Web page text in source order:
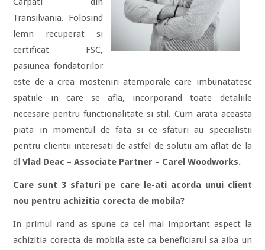
Transilvania. Folosind
lemn recuperat si
certificat FSC,
pasiunea fondatorilor
este de a crea mosteniri atemporale care imbunatatesc
spatiile in care se afla, incorporand toate detaliile
necesare pentru functionalitate si stil. Cum arata aceasta
piata in momentul de fata si ce sfaturi au specialistii
pentru clientii interesati de astfel de solutii am aflat de la
dlVlad Deac – Associate Partner – Carel Woodworks.
Care sunt 3 sfaturi pe care le-ati acorda unui client
nou pentru achizitia corecta de mobila?
In primul rand as spune ca cel mai important aspect la
achizitia corecta de mobila este ca beneficiarul sa aiba un